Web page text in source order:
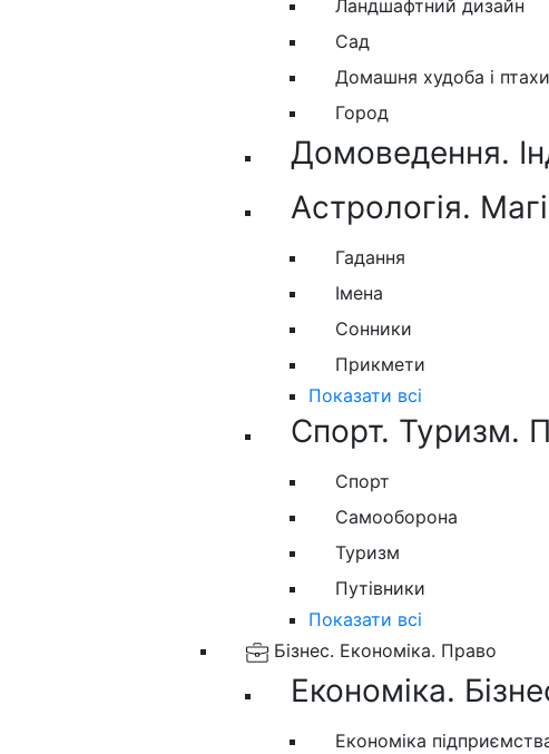
Ландшафтний дизайн
Сад
Домашня худоба і птахи
Город
Домоведення.
Астрологія.
Гадання
Імена
Сонники
Прикмети
Показати всі
Спорт. Туризм.
Спорт
Самооборона
Туризм
Путівники
Показати всі
Бізнес. Економіка. Право
Економіка.
Економіка